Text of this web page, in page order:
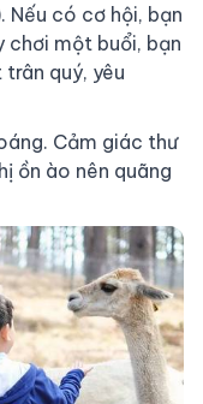
Nếu có cơ hội, bạn
chơi một buổi, bạn
quý, yêu
Cảm giác thư
ồn ào nên quãng